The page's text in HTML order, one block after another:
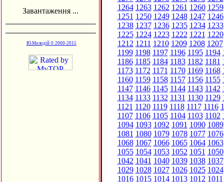
Завантаження ...
Ю.Молодій © 2000-2015
1264 1263 1262 1261 1260 1259
1251 1250 1249 1248 1247 1246
1238 1237 1236 1235 1234 1233
1225 1224 1223 1222 1221 1220
1212 1211 1210 1209 1208 1207
1199 1198 1197 1196 1195 1194
1186 1185 1184 1183 1182 1181
1173 1172 1171 1170 1169 1168
1160 1159 1158 1157 1156 1155
1147 1146 1145 1144 1143 1142
1134 1133 1132 1131 1130 1129
1121 1120 1119 1118 1117 1116
1107 1106 1105 1104 1103 1102
1094 1093 1092 1091 1090 1089
1081 1080 1079 1078 1077 1076
1068 1067 1066 1065 1064 1063
1055 1054 1053 1052 1051 1050
1042 1041 1040 1039 1038 1037
1029 1028 1027 1026 1025 1024
1016 1015 1014 1013 1012 1011